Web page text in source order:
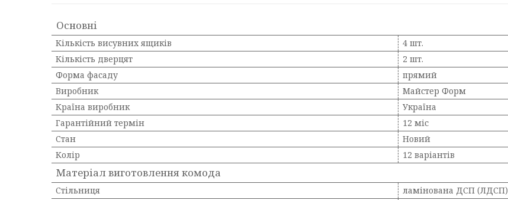
Основні
Кількість висувних ящиків
4 шт.
Кількість дверцят
2 шт.
Форма фасаду
прямий
Виробник
Майстер Форм
Країна виробник
Україна
Гарантійний термін
12 міс
Стан
Новий
Колір
12 варіантів
Матеріал виготовлення комода
Стільниця ламінована ДСП (ЛДСП)